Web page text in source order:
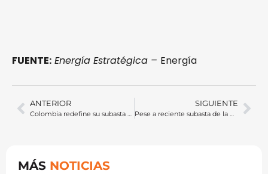
FUENTE: Energía Estratégica – Energía
ANTERIOR
Colombia redefine su subasta renovable: ¿Qué cambia para proyectos y compradores?
SIGUIENTE
Pese a reciente subasta de la CREG, sistema eléctrico de Colombia tendría déficit para 2029 y 2030
MÁS NOTICIAS